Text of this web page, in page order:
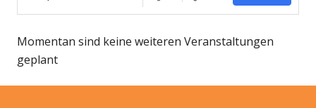
Momentan sind keine weiteren Veranstaltungen
geplant